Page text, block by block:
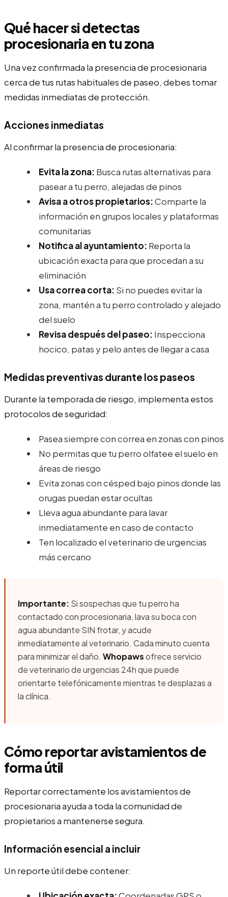
Qué hacer si detectas
procesionaria en tu zona
Una vez confirmada la presencia de procesionaria
cerca de tus rutas habituales de paseo, debes tomar
medidas inmediatas de protección.
Acciones inmediatas
Al confirmar la presencia de procesionaria:
Evita la zona: Busca rutas alternativas para
pasear a tu perro, alejadas de pinos
Avisa a otros propietarios:Comparte la
información en grupos locales y plataformas
comunitarias
Notifica al ayuntamiento: Reporta la
ubicación exacta para que procedan a su
eliminación
Usa correa corta: Si no puedes evitar la
zona, mantén a tu perro controlado y alejado
del suelo
Revisa después del paseo: Inspecciona
hocico, patas y pelo antes de llegar a casa
Medidas preventivas durante los paseos
Durante la temporada de riesgo, implementa estos
protocolos de seguridad:
Pasea siempre con correa en zonas con pinos
No permitas que tu perro olfatee el suelo en
áreas de riesgo
Evita zonas con césped bajo pinos donde las
orugas puedan estar ocultas
Lleva agua abundante para lavar
inmediatamente en caso de contacto
Ten localizado el veterinario de urgencias
más cercano
Importante: Si sospechas que tu perro ha
contactado con procesionaria, lava su boca con
agua abundante SIN frotar, y acude
inmediatamente al veterinario. Cada minuto cuenta
para minimizar el daño. Whopawsofrece servicio
de veterinario de urgencias 24h que puede
orientarte telefónicamente mientras te desplazas a
la clínica.
Cómo reportar avistamientos de
forma útil
Reportar correctamente los avistamientos de
procesionaria ayuda a toda la comunidad de
propietarios a mantenerse segura.
Información esencial a incluir
Un reporte útil debe contener: